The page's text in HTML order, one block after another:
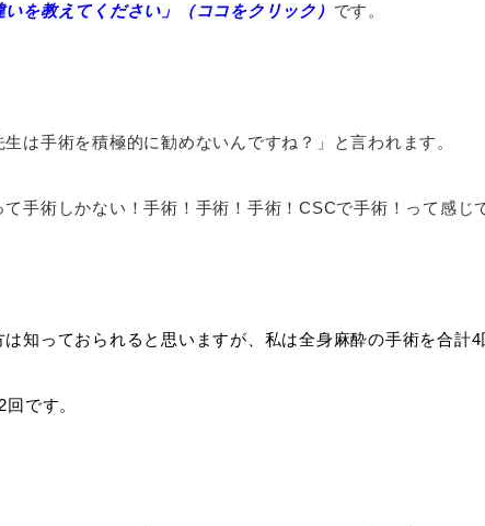
を教えてください」（ココをクリック） です。
は手術を積極的に勧めないんですね？」と言われます。
手術しかない！手術！手術！手術！CSCで手術！って感じ
知っておられると思いますが、私は全身麻酔の手術を合計4
です。